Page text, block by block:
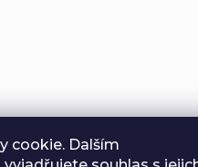
cookie. Dalším